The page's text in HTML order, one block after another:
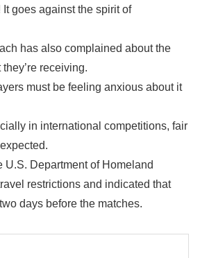
It goes against the spirit of
has also complained about the
receiving.
must be feeling anxious about it
in international competitions, fair
U.S. Department of Homeland
restrictions and indicated that
days before the matches.